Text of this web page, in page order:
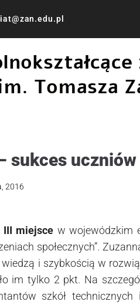
Tomasza
sukces
2016
III miejsce w wojewódzkim
społecznych”.
i szybkością w
im tylko 2 pkt. Na
szkół